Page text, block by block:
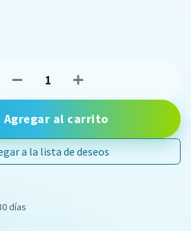
Agregar al carrito
a la lista de deseos
días